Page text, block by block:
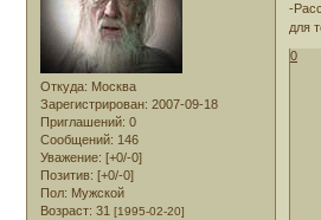
Откуда: Москва
Зарегистрирован: 2007-09-18
Приглашений: 0
Сообщений: 146
Уважение: [+0/-0]
Позитив: [+0/-0]
Пол: Мужской
Возраст: 31 [1995-02-20]
-
для
0